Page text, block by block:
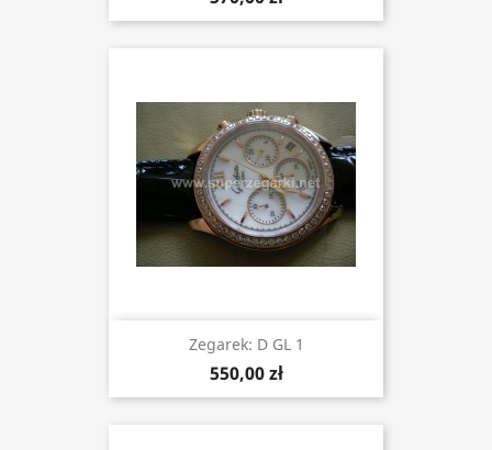
Zegarek: D GL 1
550,00 zł